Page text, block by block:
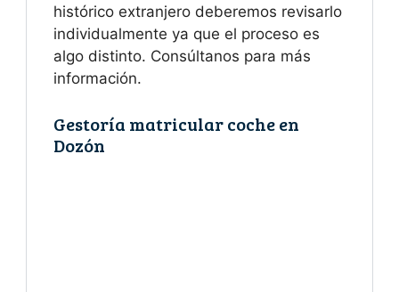
histórico extranjero deberemos revisarlo
individualmente ya que el proceso es
algo distinto. Consúltanos para más
información.
Gestoría matricular coche en
Dozón